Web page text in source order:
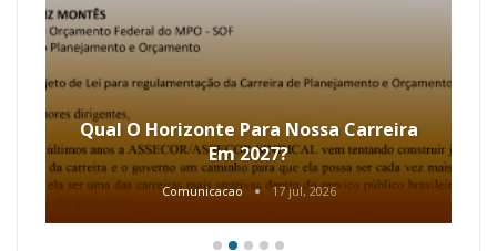
Qual O Horizonte Para Nossa Carreira
Em 2027?
Comunicacao 17 jul, 2026